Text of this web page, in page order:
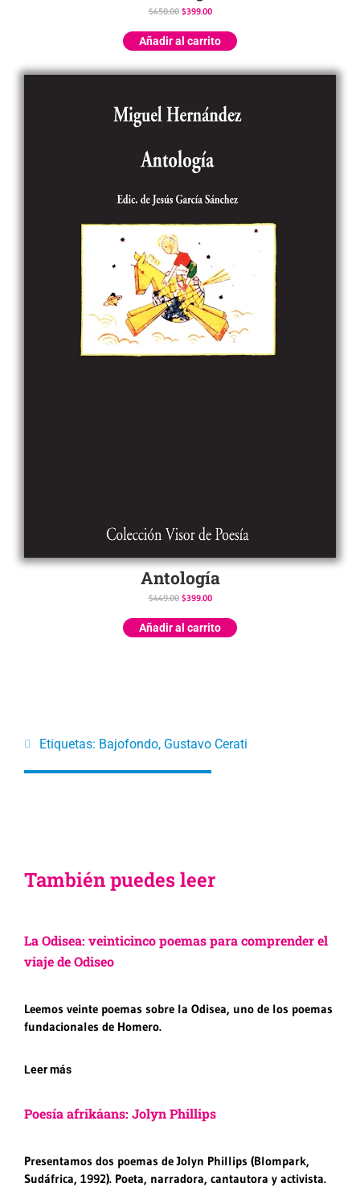
$450.00 $399.00
Añadir al carrito
Antología
$449.00 $399.00
Añadir al carrito
Etiquetas: Bajofondo, Gustavo Cerati
También puedes leer
La Odisea: veinticinco poemas para comprender el
viaje de Odiseo
Leemos veinte poemas sobre la Odisea, uno de los poemas
fundacionales de Homero.
Leer más
Poesía afrikáans: Jolyn Phillips
Presentamos dos poemas de Jolyn Phillips (Blompark,
Sudáfrica, 1992). Poeta, narradora, cantautora y activista.